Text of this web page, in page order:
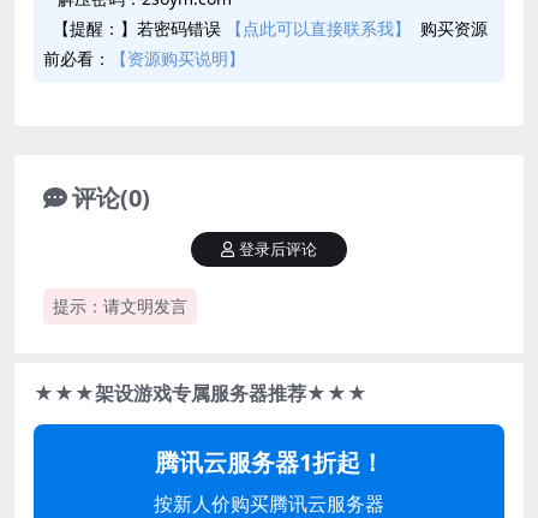
【提醒：】若密码错误
【点此可以直接联系我】
购买资源
前必看：
【资源购买说明】
评论(0)
提示：请文明发言
登录后评论
★★★架设游戏专属服务器推荐★★★
腾讯云服务器1折起！
按新人价购买腾讯云服务器